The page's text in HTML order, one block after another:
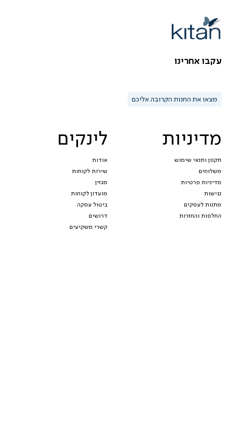
מדיניות
תקנון ותנאי שימוש
משלוחים
מדיניות פרטיות
נגישות
מתנות לעסקים
החלפות והחזרות
לינקים
אודות
שירות לקוחות
מגזין
מועדון לקוחות
ביטול עסקה
דרושים
קשרי משקיעים
עקבו אחרינו
מצאו את החנות הקרובה אליכם